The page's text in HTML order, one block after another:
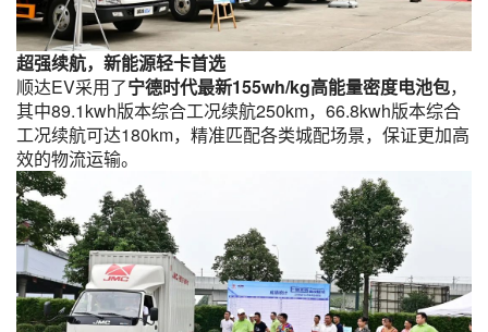
超强续航，新能源轻卡首选
顺达EV采用了宁德时代最新155wh/kg高能量密度电池包，
其中89.1kwh版本综合工况续航250km，66.8kwh版本综合
工况续航可达180km，精准匹配各类城配场景，保证更加高
效的物流运输。